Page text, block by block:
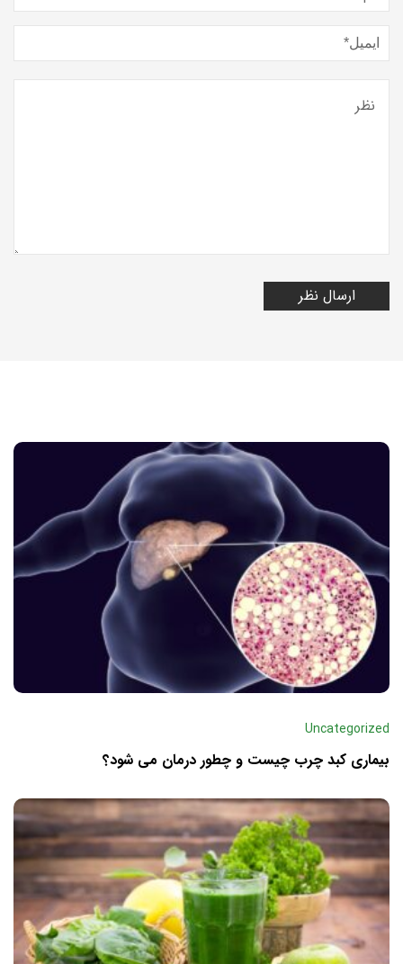
Uncategorized
بیماری کبد چرب چیست و چطور درمان می‌ شود؟